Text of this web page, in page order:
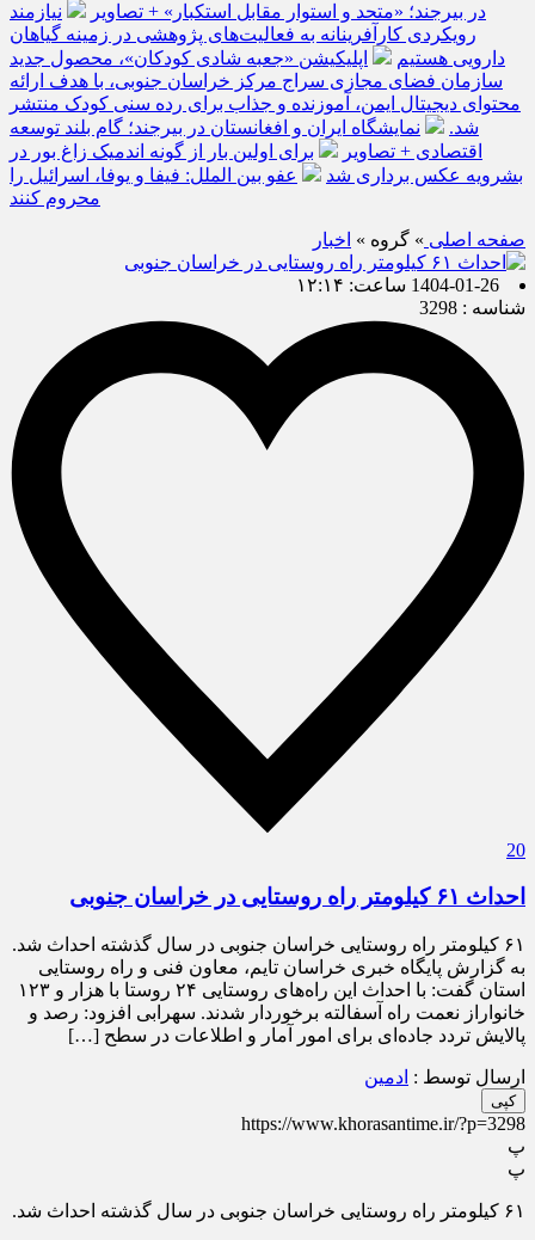
در بیرجند؛ «متحد و استوار مقابل استکبار» + تصاویر
نیازمند
رویکردی کارآفرینانه به فعالیت‌های پژوهشی در زمینه گیاهان
دارویی هستیم
اپلیکیشن «جعبه شادی کودکان»، محصول جدید
سازمان فضای مجازی سراج مرکز خراسان جنوبی، با هدف ارائه
محتوای دیجیتال ایمن، آموزنده و جذاب برای رده سنی کودک منتشر
شد.
نمایشگاه ایران و افغانستان در بیرجند؛ گام بلند توسعه
اقتصادی + تصاویر
برای اولین بار از گونه اندمیک زاغ بور در
بشرویه عکس برداری شد
عفو بین الملل: فیفا و یوفا، اسرائیل را
محروم کنند
صفحه اصلی » گروه » اخبار
1404-01-26 ساعت: ۱۲:۱۴
شناسه : 3298
20
احداث ۶۱ کیلومتر راه روستایی در خراسان جنوبی
۶۱ کیلومتر راه روستایی خراسان جنوبی در سال گذشته احداث شد.
به گزارش پایگاه خبری خراسان تایم، معاون فنی و راه روستایی
استان گفت: با احداث این راه‌های روستایی ۲۴ روستا با هزار و ۱۲۳
خانواراز نعمت راه آسفالته برخوردار شدند. سهرابی افزود: رصد و
پالایش تردد جاده‌ای برای امور آمار و اطلاعات در سطح […]
ارسال توسط : ادمین
کپی
https://www.khorasantime.ir/?p=3298
پ
پ
۶۱ کیلومتر راه روستایی خراسان جنوبی در سال گذشته احداث شد.